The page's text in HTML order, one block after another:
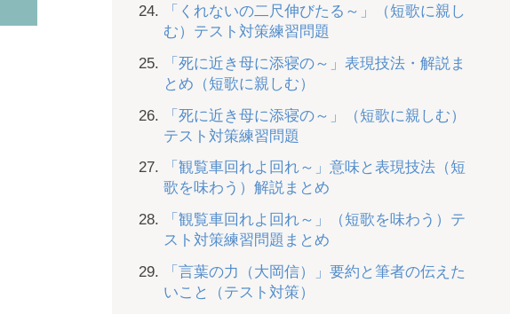
「くれないの二尺伸びたる～」（短歌に親し
む）テスト対策練習問題
「死に近き母に添寝の～」表現技法・解説ま
とめ（短歌に親しむ）
「死に近き母に添寝の～」（短歌に親しむ）
テスト対策練習問題
「観覧車回れよ回れ～」意味と表現技法（短
歌を味わう）解説まとめ
「観覧車回れよ回れ～」（短歌を味わう）テ
スト対策練習問題まとめ
「言葉の力（大岡信）」要約と筆者の伝えた
いこと（テスト対策）